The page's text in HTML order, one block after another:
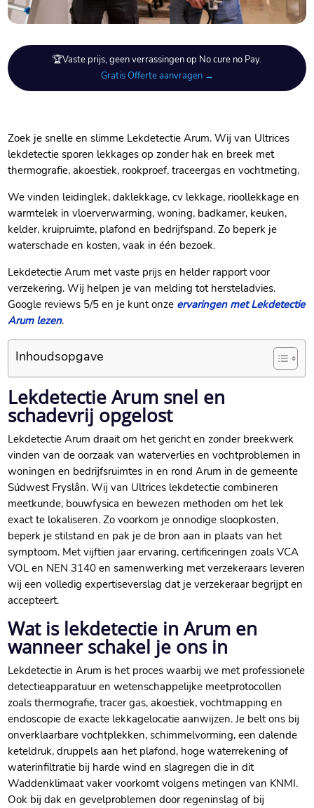
🏆Vaste prijs, geen verrassingen op No cure no Pay.
Gratis Offerte aanvragen →
Zoek je snelle en slimme Lekdetectie Arum.​ Wij van Ultrices
lekdetectie sporen lekkages op zonder hak en breek met
thermografie, akoestiek, rookproef, traceergas en vochtmeting.​
We vinden leidinglek, daklekkage, cv lekkage, rioollekkage en
warmtelek in vloerverwarming, woning, badkamer, keuken,
kelder, kruipruimte, plafond en bedrijfspand.​ Zo beperk je
waterschade en kosten, vaak in één bezoek.​
Lekdetectie Arum met vaste prijs en helder rapport voor
verzekering.​ Wij helpen je van melding tot hersteladvies.​
Google reviews 5/5 en je kunt onze ervaringen met Lekdetectie
Arum lezen.​
Inhoudsopgave
Lekdetectie Arum snel en
schadevrij opgelost
Lekdetectie Arum draait om het gericht en zonder breekwerk
vinden van de oorzaak van waterverlies en vochtproblemen in
woningen en bedrijfsruimtes in en rond Arum in de gemeente
Súdwest Fryslân.​ Wij van Ultrices lekdetectie combineren
meetkunde, bouwfysica en bewezen methoden om het lek
exact te lokaliseren.​ Zo voorkom je onnodige sloopkosten,
beperk je stilstand en pak je de bron aan in plaats van het
symptoom.​ Met vijftien jaar ervaring, certificeringen zoals VCA
VOL en NEN 3140 en samenwerking met verzekeraars leveren
wij een volledig expertiseverslag dat je verzekeraar begrijpt en
accepteert.​
Wat is lekdetectie in Arum en
wanneer schakel je ons in
Lekdetectie in Arum is het proces waarbij we met professionele
detectieapparatuur en wetenschappelijke meetprotocollen
zoals thermografie, tracer gas, akoestiek, vochtmapping en
endoscopie de exacte lekkagelocatie aanwijzen.​ Je belt ons bij
onverklaarbare vochtplekken, schimmelvorming, een dalende
keteldruk, druppels aan het plafond, hoge waterrekening of
waterinfiltratie bij harde wind en slagregen die in dit
Waddenklimaat vaker voorkomt volgens metingen van KNMI.​
Ook bij dak en gevelproblemen door regeninslag of bij